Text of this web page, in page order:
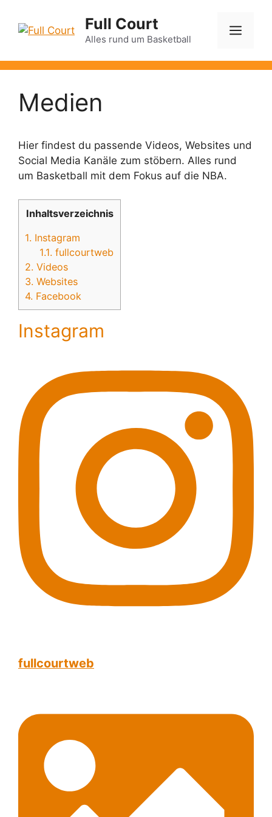
Inhalt
springen
Full Court
Alles rund um Basketball
Medien
Hier findest du passende Videos, Websites und
Social Media Kanäle zum stöbern. Alles rund
um Basketball mit dem Fokus auf die NBA.
Inhaltsverzeichnis
1. Instagram
1.1. fullcourtweb
2. Videos
3. Websites
4. Facebook
Instagram
fullcourtweb